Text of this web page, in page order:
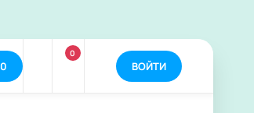
0
ВОЙТИ